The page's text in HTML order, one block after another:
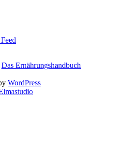
Das Ernährungshandbuch
WordPress